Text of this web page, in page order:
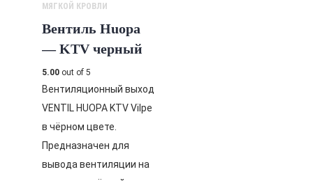
МЯГКОЙ КРОВЛИ
Вентиль Huopa
— KTV черный
5.00 out of 5
Вентиляционный выход
VENTIL HUOPA KTV Vilpe
в чёрном цвете.
Предназначен для
вывода вентиляции на